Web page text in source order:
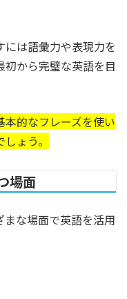
は語彙力や表現力を
から完璧な英語を目
的なフレーズを使い
ょう。
場面
な場面で英語を活用